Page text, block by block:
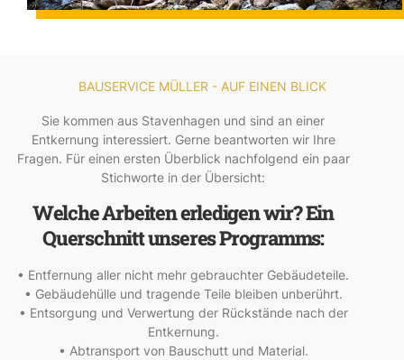
BAUSERVICE MÜLLER - AUF EINEN BLICK
Sie kommen aus Stavenhagen und sind an einer
Entkernung interessiert. Gerne beantworten wir Ihre
Fragen. Für einen ersten Überblick nachfolgend ein paar
Stichworte in der Übersicht:
Welche Arbeiten erledigen wir? Ein
Querschnitt unseres Programms:
• Entfernung aller nicht mehr gebrauchter Gebäudeteile.
• Gebäudehülle und tragende Teile bleiben unberührt.
• Entsorgung und Verwertung der Rückstände nach der
Entkernung.
• Abtransport von Bauschutt und Material.